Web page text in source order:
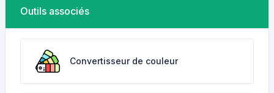
Outils associés
Convertisseur de couleur